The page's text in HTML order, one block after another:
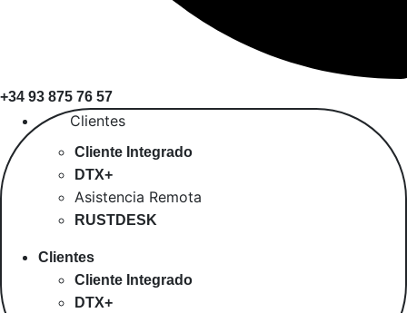
+34 93 875 76 57
Clientes
Cliente Integrado
DTX+
Asistencia Remota
RUSTDESK
Clientes
Cliente Integrado
DTX+